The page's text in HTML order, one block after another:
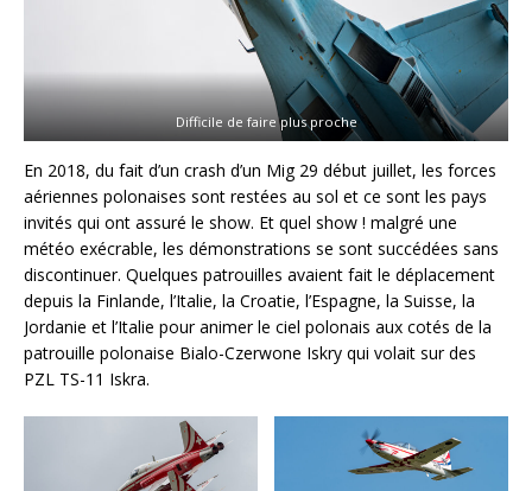
Difficile de faire plus proche
En 2018, du fait d’un crash d’un Mig 29 début juillet, les forces
aériennes polonaises sont restées au sol et ce sont les pays
invités qui ont assuré le show. Et quel show ! malgré une
météo exécrable, les démonstrations se sont succédées sans
discontinuer. Quelques patrouilles avaient fait le déplacement
depuis la Finlande, l’Italie, la Croatie, l’Espagne, la Suisse, la
Jordanie et l’Italie pour animer le ciel polonais aux cotés de la
patrouille polonaise Bialo-Czerwone Iskry qui volait sur des
PZL TS-11 Iskra.